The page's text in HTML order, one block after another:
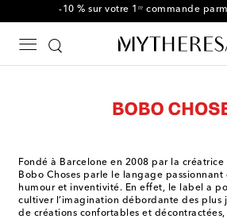
-10 % sur votre 1ʳᵉ commande
Fondé à Barcelone en 2008 par la
Bobo Choses parle le langage passionnant
humour et inventivité. En effet, le label a
cultiver l’imagination débordante des plus
de créations confortables et décontractées,